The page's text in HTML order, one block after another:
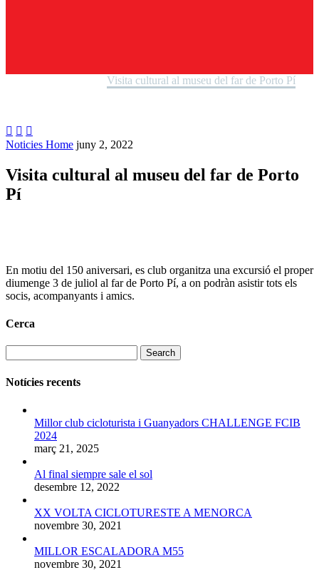
Visita cultural al museu del far de Porto Pí
  
Noticies Home juny 2, 2022
Visita cultural al museu del far de Porto
Pí
En motiu del 150 aniversari, es club organitza una excursió el proper
diumenge 3 de juliol al far de Porto Pí, a on podràn asistir tots els
socis, acompanyants i amics.
Cerca
Search
Notícies recents
Millor club cicloturista i Guanyadors CHALLENGE FCIB
2024
març 21, 2025
Al final siempre sale el sol
desembre 12, 2022
XX VOLTA CICLOTURESTE A MENORCA
novembre 30, 2021
MILLOR ESCALADORA M55
novembre 30, 2021